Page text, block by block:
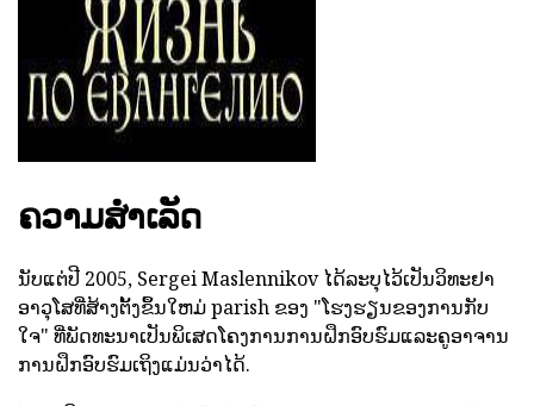
ຄວາມສໍາເລັດ
ນັບແຕ່ປີ 2005, Sergei Maslennikov ໄດ້ລະບຸໄວ້ເປັນວິທະຢາ
ອາວຸໂສທີ່ສ້າງຕັ້ງຂຶ້ນໃຫມ່ parish ຂອງ "ໂຮງຮຽນຂອງການກັບ
ໃຈ" ທີ່ພັດທະນາເປັນພິເສດໂຄງການການຝຶກອົບຮົມແລະຄູອາຈານ
ການຝຶກອົບຮົມເຖິງແມ່ນວ່າໄດ້.